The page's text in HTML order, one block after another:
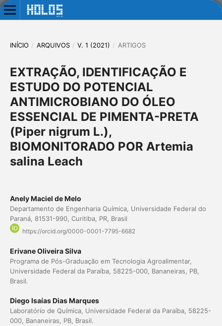
INÍCIO / ARQUIVOS / V. 1 (2021) / ARTIGOS
EXTRAÇÃO, IDENTIFICAÇÃO E
ESTUDO DO POTENCIAL
ANTIMICROBIANO DO ÓLEO
ESSENCIAL DE PIMENTA-PRETA
(Piper nigrum L.),
BIOMONITORADO POR Artemia
salina Leach
Anely Maciel de Melo
Departamento de Engenharia Química, Universidade Federal do
Paraná, 81531-990, Curitiba, PR, Brasil
https://orcid.org/0000-0001-7795-6682
Erivane Oliveira Silva
Programa de Pós-Graduação em Tecnologia Agroalimentar,
Universidade Federal da Paraíba, 58225-000, Bananeiras, PB,
Brasil.
Diego Isaías Dias Marques
Laboratório de Química, Universidade Federal da Paraíba, 58225-
000, Bananeiras, PB, Brasil.